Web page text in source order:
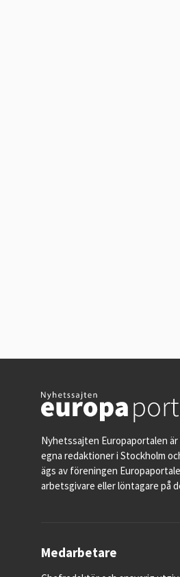
Nyhetssajten Europaportalen
egna redaktioner i Stockholm
ägs av föreningen
arbetsgivare eller löntagare på
Medarbetare